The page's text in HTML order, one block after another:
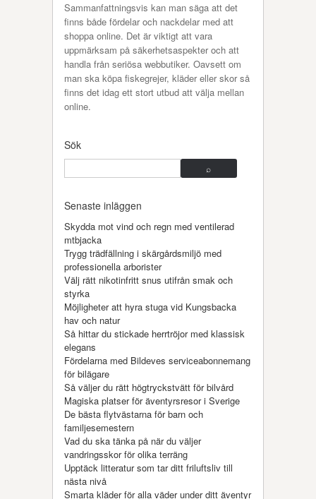
Sammanfattningsvis kan man säga att det
finns både fördelar och nackdelar med att
shoppa online. Det är viktigt att vara
uppmärksam på säkerhetsaspekter och att
handla från seriösa webbutiker. Oavsett om
man ska köpa fiskegrejer, kläder eller skor så
finns det idag ett stort utbud att välja mellan
online.
Sök
Senaste inläggen
Skydda mot vind och regn med ventilerad
mtbjacka
Trygg trädfällning i skärgårdsmiljö med
professionella arborister
Välj rätt nikotinfritt snus utifrån smak och
styrka
Möjligheter att hyra stuga vid Kungsbacka
hav och natur
Så hittar du stickade herrtröjor med klassisk
elegans
Fördelarna med Bildeves serviceabonnemang
för bilägare
Så väljer du rätt högtryckstvätt för bilvård
Magiska platser för äventyrsresor i Sverige
De bästa flytvästarna för barn och
familjesemestern
Vad du ska tänka på när du väljer
vandringsskor för olika terräng
Upptäck litteratur som tar ditt friluftsliv till
nästa nivå
Smarta kläder för alla väder under ditt äventyr